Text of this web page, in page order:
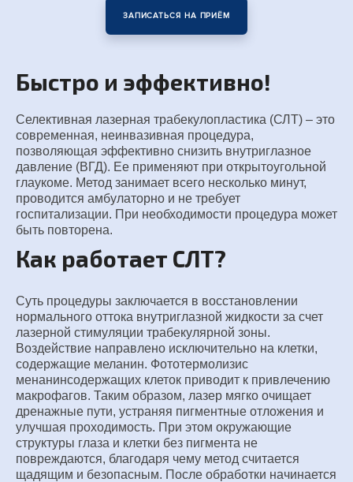
ЗАПИСАТЬСЯ НА ПРИЁМ
Быстро и эффективно!
Селективная лазерная трабекулопластика (СЛТ) – это
современная, неинвазивная процедура,
позволяющая эффективно снизить внутриглазное
давление (ВГД). Ее применяют при открытоугольной
глаукоме. Метод занимает всего несколько минут,
проводится амбулаторно и не требует
госпитализации. При необходимости процедура может
быть повторена.
Как работает СЛТ?
Суть процедуры заключается в восстановлении
нормального оттока внутриглазной жидкости за счет
лазерной стимуляции трабекулярной зоны.
Воздействие направлено исключительно на клетки,
содержащие меланин. Фототермолизис
менанинсодержащих клеток приводит к привлечению
макрофагов. Таким образом, лазер мягко очищает
дренажные пути, устраняя пигментные отложения и
улучшая проходимость. При этом окружающие
структуры глаза и клетки без пигмента не
повреждаются, благодаря чему метод считается
щадящим и безопасным. После обработки начинается